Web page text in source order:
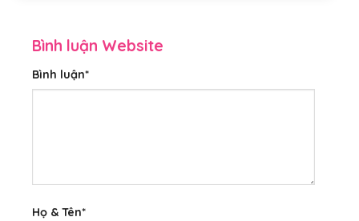
Bình luận Website
Bình luận*
Họ & Tên*